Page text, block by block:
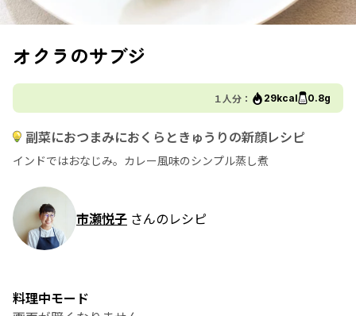
オクラのサブジ
１人分： 29kcal 0.8g
副菜におつまみにおくらときゅうりの新顔レシピ
インドではおなじみ。カレー風味のシンプル蒸し煮
市瀬悦子 さんのレシピ
料理中モード